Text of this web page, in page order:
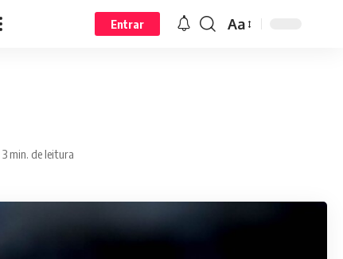
Entrar Aa
3 min. de leitura